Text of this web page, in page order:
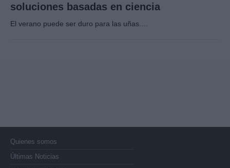
soluciones basadas en ciencia
El verano puede ser duro para las uñas.…
Quienes somos
Últimas Noticias